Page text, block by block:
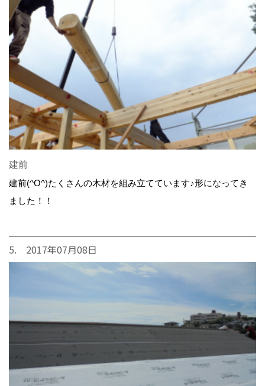
建前
建前(^O^)たくさんの木材を組み立てています♪形になってき
ました！！
5. 2017年07月08日